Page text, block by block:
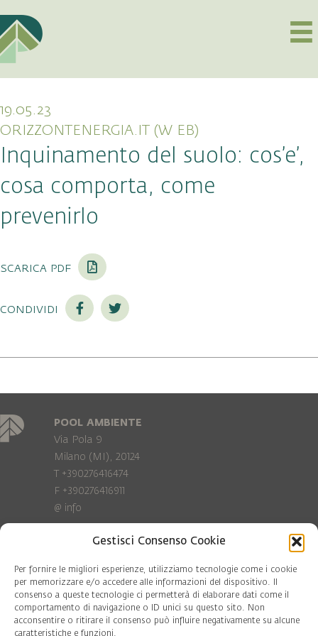
Gestisci Consenso Cookie
Per fornire le migliori esperienze, utilizziamo tecnologie come i cookie
per memorizzare e/o accedere alle informazioni del dispositivo. Il
consenso a queste tecnologie ci permetterà di elaborare dati come il
comportamento di navigazione o ID unici su questo sito. Non
acconsentire o ritirare il consenso può influire negativamente su alcune
caratteristiche e funzioni.
19.05.23
ORIZZONTENERGIA.IT (W EB)
Inquinamento del suolo: cos’e’,
cosa comporta, come
prevenirlo
scarica pdf
condividi
POOL AMBIENTE
Via Pola 9
Milano (MI), 20124
T +390276416474
F +390276416911
@ info
Privacy Policy
Cookie policy
COD. FISC. 97081560159
P.IVA 06375640965
© Pool Ambiente 2026